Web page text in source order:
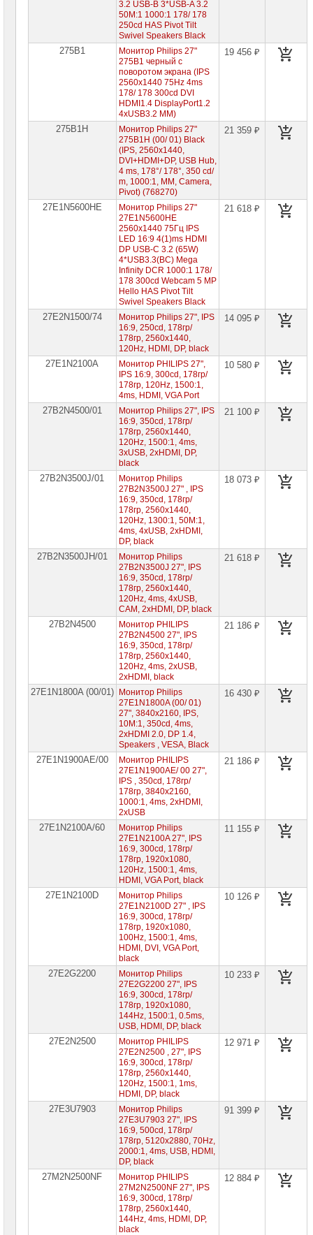
3.2 USB-B 3*USB-A 3.2
50М:1 1000:1 178/ 178
250cd HAS Pivot Tilt
Swivel Speakers Black
275B1
Монитор Philips 27"
275B1 черный с
поворотом экрана (IPS
2560x1440 75Hz 4ms
178/ 178 300cd DVI
HDMI1.4 DisplayPort1.2
4xUSB3.2 MM)
19 456 ₽
275B1H
Монитор Philips 27"
275B1H (00/ 01) Black
(IPS, 2560x1440,
DVI+HDMI+DP, USB Hub,
4 ms, 178°/ 178°, 350 cd/
m, 1000:1, MM, Camera,
Pivot) (768270)
21 359 ₽
27E1N5600HE
Монитор Philips 27"
27E1N5600HE
2560x1440 75Гц IPS
LED 16:9 4(1)ms HDMI
DP USB-C 3.2 (65W)
4*USB3.3(BC) Mega
Infinity DCR 1000:1 178/
178 300cd Webcam 5 MP
Hello HAS Pivot Tilt
Swivel Speakers Black
21 618 ₽
27E2N1500/74
Монитор Philips 27", IPS
16:9, 250cd, 178гр/
178гр, 2560x1440,
120Hz, HDMI, DP, black
14 095 ₽
27E1N2100A
Монитор PHILIPS 27",
IPS 16:9, 300cd, 178гр/
178гр, 120Hz, 1500:1,
4ms, HDMI, VGA Port
10 580 ₽
27B2N4500/01
Монитор Philips 27", IPS
16:9, 350cd, 178гр/
178гр, 2560x1440,
120Hz, 1500:1, 4ms,
3xUSB, 2xHDMI, DP,
black
21 100 ₽
27B2N3500J/01
Монитор Philips
27B2N3500J 27" , IPS
16:9, 350cd, 178гр/
178гр, 2560x1440,
120Hz, 1300:1, 50M:1,
4ms, 4xUSB, 2xHDMI,
DP, black
18 073 ₽
27B2N3500JH/01
Монитор Philips
27B2N3500J 27", IPS
16:9, 350cd, 178гр/
178гр, 2560x1440,
120Hz, 4ms, 4xUSB,
CAM, 2xHDMI, DP, black
21 618 ₽
27B2N4500
Монитор PHILIPS
27B2N4500 27", IPS
16:9, 350cd, 178гр/
178гр, 2560x1440,
120Hz, 4ms, 2xUSB,
2xHDMI, black
21 186 ₽
27E1N1800A (00/01)
Монитор Philips
27E1N1800A (00/ 01)
27", 3840x2160, IPS,
10M:1, 350cd, 4ms,
2xHDMI 2.0, DP 1.4,
Speakers , VESA, Black
16 430 ₽
27E1N1900AE/00
Монитор PHILIPS
27E1N1900AE/ 00 27",
IPS , 350cd, 178гр/
178гр, 3840x2160,
1000:1, 4ms, 2xHDMI,
2xUSB
21 186 ₽
27E1N2100A/60
Монитор Philips
27E1N2100A 27", IPS
16:9, 300cd, 178гр/
178гр, 1920x1080,
120Hz, 1500:1, 4ms,
HDMI, VGA Port, black
11 155 ₽
27E1N2100D
Монитор Philips
27E1N2100D 27" , IPS
16:9, 300cd, 178гр/
178гр, 1920x1080,
100Hz, 1500:1, 4ms,
HDMI, DVI, VGA Port,
black
10 126 ₽
27E2G2200
Монитор Philips
27E2G2200 27", IPS
16:9, 300cd, 178гр/
178гр, 1920x1080,
144Hz, 1500:1, 0.5ms,
USB, HDMI, DP, black
10 233 ₽
27E2N2500
Монитор PHILIPS
27E2N2500 , 27", IPS
16:9, 300cd, 178гр/
178гр, 2560x1440,
120Hz, 1500:1, 1ms,
HDMI, DP, black
12 971 ₽
27E3U7903
Монитор Philips
27E3U7903 27", IPS
16:9, 500cd, 178гр/
178гр, 5120x2880, 70Hz,
2000:1, 4ms, USB, HDMI,
DP, black
91 399 ₽
27M2N2500NF
Монитор PHILIPS
27M2N2500NF 27", IPS
16:9, 300cd, 178гр/
178гр, 2560x1440,
144Hz, 4ms, HDMI, DP,
black
12 884 ₽